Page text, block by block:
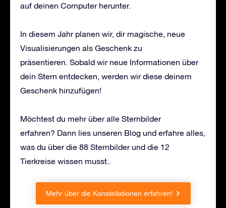
auf deinen Computer herunter.
In diesem Jahr planen wir, dir magische, neue
Visualisierungen als Geschenk zu
präsentieren. Sobald wir neue Informationen über
dein Stern entdecken, werden wir diese deinem
Geschenk hinzufügen!
Möchtest du mehr über alle Sternbilder
erfahren? Dann lies unseren Blog und erfahre alles,
was du über die 88 Sternbilder und die 12
Tierkreise wissen musst..
Mehr über die Konstellationen erfahren!